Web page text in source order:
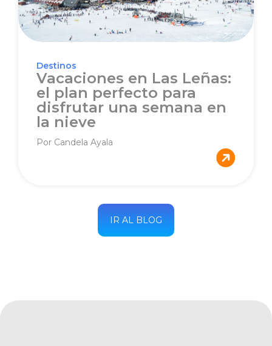
Destinos
Vacaciones en Las Leñas:
el plan perfecto para
disfrutar una semana en
la nieve
Por Candela Ayala
IR AL BLOG